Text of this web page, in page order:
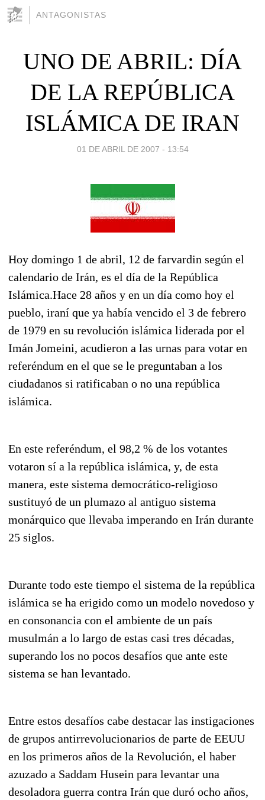
ANTAGONISTAS
UNO DE ABRIL: DÍA
DE LA REPÚBLICA
ISLÁMICA DE IRAN
01 DE ABRIL DE 2007 - 13:54
Hoy domingo 1 de abril, 12 de farvardin según el
calendario de Irán, es el día de la República
Islámica.Hace 28 años y en un día como hoy el
pueblo, iraní que ya había vencido el 3 de febrero
de 1979 en su revolución islámica liderada por el
Imán Jomeini, acudieron a las urnas para votar en
referéndum en el que se le preguntaban a los
ciudadanos si ratificaban o no una república
islámica.
En este referéndum, el 98,2 % de los votantes
votaron sí a la república islámica, y, de esta
manera, este sistema democrático-religioso
sustituyó de un plumazo al antiguo sistema
monárquico que llevaba imperando en Irán durante
25 siglos.
Durante todo este tiempo el sistema de la república
islámica se ha erigido como un modelo novedoso y
en consonancia con el ambiente de un país
musulmán a lo largo de estas casi tres décadas,
superando los no pocos desafíos que ante este
sistema se han levantado.
Entre estos desafíos cabe destacar las instigaciones
de grupos antirrevolucionarios de parte de EEUU
en los primeros años de la Revolución, el haber
azuzado a Saddam Husein para levantar una
desoladora guerra contra Irán que duró ocho años,